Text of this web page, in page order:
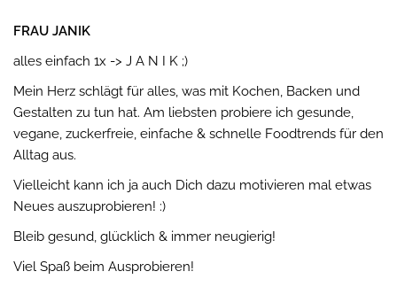
FRAU JANIK
alles einfach 1x -> J A N I K ;)
Mein Herz schlägt für alles, was mit Kochen, Backen und
Gestalten zu tun hat. Am liebsten probiere ich gesunde,
vegane, zuckerfreie, einfache & schnelle Foodtrends für den
Alltag aus.
Vielleicht kann ich ja auch Dich dazu motivieren mal etwas
Neues auszuprobieren! :)
Bleib gesund, glücklich & immer neugierig!
Viel Spaß beim Ausprobieren!